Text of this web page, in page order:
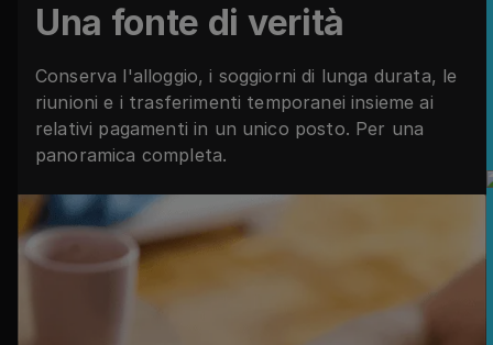
Una fonte di verità
Conserva l'alloggio, i soggiorni di lunga durata, le
riunioni e i trasferimenti temporanei insieme ai
relativi pagamenti in un unico posto. Per una
panoramica completa.